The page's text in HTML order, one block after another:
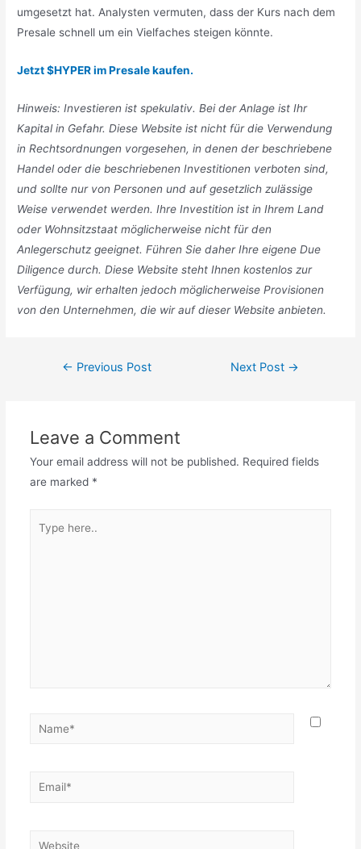
umgesetzt hat. Analysten vermuten, dass der Kurs nach dem
Presale schnell um ein Vielfaches steigen könnte.
Jetzt $HYPER im Presale kaufen.
Hinweis: Investieren ist spekulativ. Bei der Anlage ist Ihr
Kapital in Gefahr. Diese Website ist nicht für die Verwendung
in Rechtsordnungen vorgesehen, in denen der beschriebene
Handel oder die beschriebenen Investitionen verboten sind,
und sollte nur von Personen und auf gesetzlich zulässige
Weise verwendet werden. Ihre Investition ist in Ihrem Land
oder Wohnsitzstaat möglicherweise nicht für den
Anlegerschutz geeignet. Führen Sie daher Ihre eigene Due
Diligence durch. Diese Website steht Ihnen kostenlos zur
Verfügung, wir erhalten jedoch möglicherweise Provisionen
von den Unternehmen, die wir auf dieser Website anbieten.
Post← Previous Post Next Post →
Leave a Comment
Your email address will not be published. Required fields
are marked *
here..
Name*
Email*
Website